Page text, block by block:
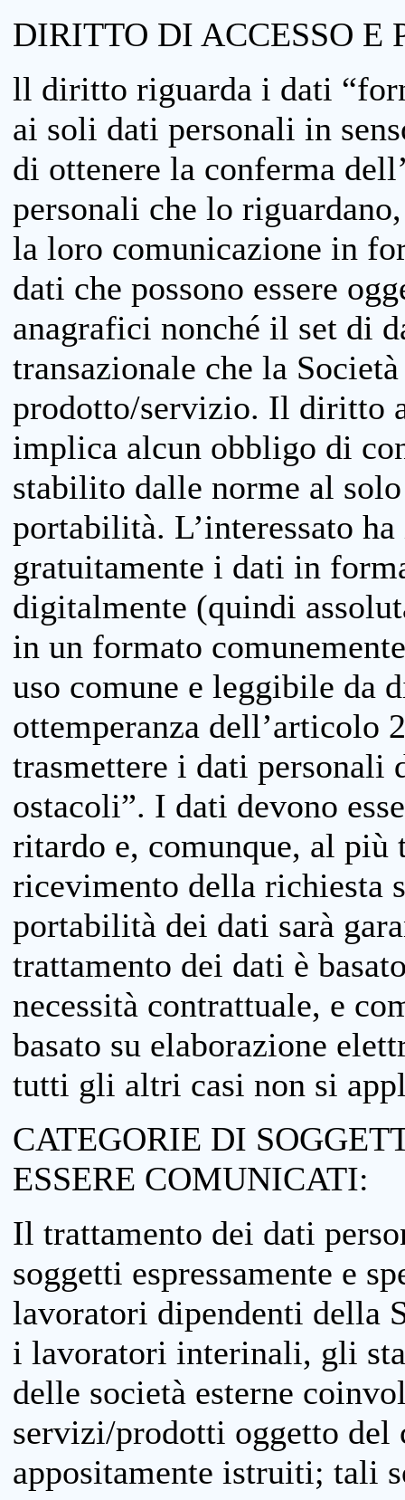
DIRITTO DI ACCESSO
ll diritto riguarda i dati
ai soli dati personali in
di ottenere la conferma
personali che lo
la loro comunicazione in
dati che possono essere
anagrafici nonché il set di
transazionale che la
prodotto/servizio. Il diritto
implica alcun obbligo di
stabilito dalle norme al
portabilità. L’interessato
gratuitamente i dati in
digitalmente (quindi
in un formato
uso comune e leggibile da
ottemperanza dell’articolo
trasmettere i dati personali
ostacoli”. I dati devono
ritardo e, comunque, al più
ricevimento della richiesta
portabilità dei dati sarà
trattamento dei dati è
necessità contrattuale, e
basato su elaborazione
tutti gli altri casi non si
CATEGORIE DI
ESSERE COMUNICATI:
Il trattamento dei dati
soggetti espressamente e
lavoratori dipendenti della
i lavoratori interinali, gli
delle società esterne
servizi/prodotti oggetto
appositamente istruiti; tali